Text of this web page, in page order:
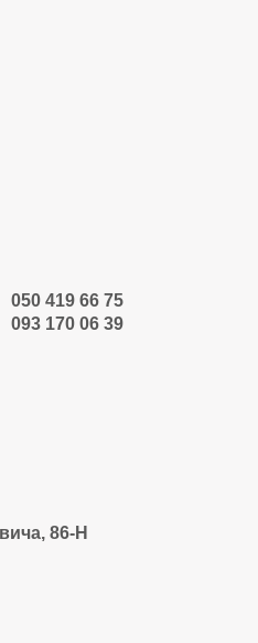
050 419 66 75
093 170 06 39
86-Н